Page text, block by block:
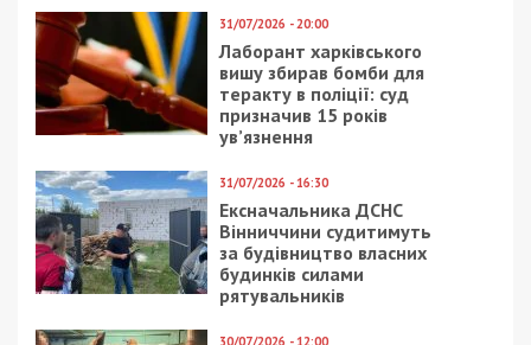
26/10/2020 - 20:58
Коронавирус в Днепре:
за сутки умерло семь
человек
13/10/2021 - 20:00
В Днепре
опубликовали кадры
демонтажа вывески на
Гагарина: фото